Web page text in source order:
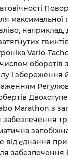
максимальної
наприклад,
Vario-
оборотів
і збереження
Marathon з
забезпечення
від'єднання
забезпечення